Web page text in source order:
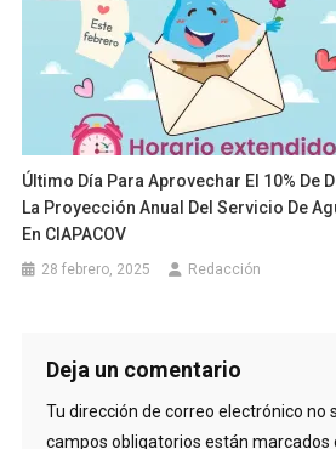
Último Día Para Aprovechar El 10% De
La Proyección Anual Del Servicio De
En CIAPACOV
28 febrero, 2025 Redacción
Deja un comentario
Tu dirección de correo electrónico no
campos obligatorios están marcados